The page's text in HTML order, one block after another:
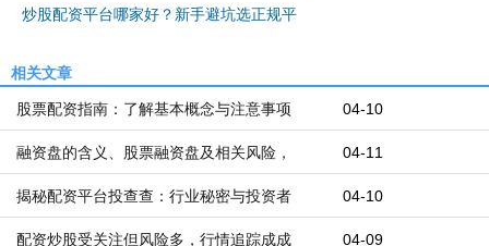
炒股配资平台哪家好？新手避坑选正规平
相关文章
04-10
股票配资指南：了解基本概念与注意事项
04-11
融资盘的含义、股票融资盘及相关风险，
04-10
揭秘配资平台投查查：行业秘密与投资者
04-09
配资炒股受关注但风险多，行情追踪成成